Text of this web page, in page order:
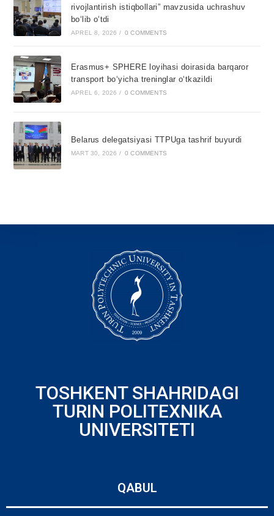
rivojlantirish istiqbollari” mavzusida uchrashuv
bo‘lib o‘tdi
APREL 8, 2026 / 0 COMMENTS
Erasmus+ SPHERE loyihasi doirasida barqaror
transport bo‘yicha treninglar o‘tkazildi
APREL 6, 2026 / 0 COMMENTS
Belarus delegatsiyasi TTPUga tashrif buyurdi
MART 30, 2026 / 0 COMMENTS
TOSHKENT SHAHRIDAGI
TURIN POLITEXNIKA
UNIVERSITETI
QABUL